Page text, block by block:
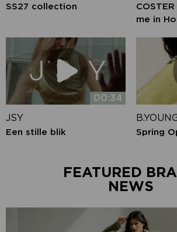
SS27 collection
me in
00:34
JSY
Een stille blik Spring
FEATURED
NEWS